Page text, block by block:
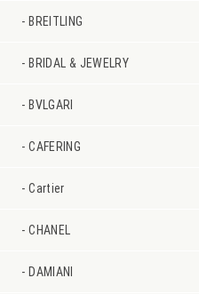
BREITLING
BRIDAL & JEWELRY
BVLGARI
CAFERING
Cartier
CHANEL
DAMIANI